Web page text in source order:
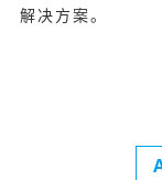
解决方案。